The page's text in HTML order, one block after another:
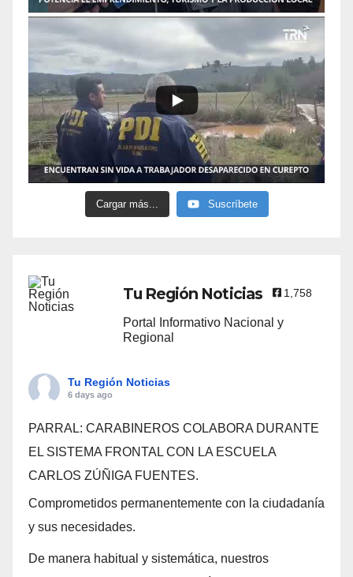
Cargar más... Suscríbete
Tu Región Noticias 1,758
Portal Informativo Nacional y
Regional
Tu Región Noticias
6 days ago
PARRAL: CARABINEROS COLABORA DURANTE
EL SISTEMA FRONTAL CON LA ESCUELA
CARLOS ZÚÑIGA FUENTES.
Comprometidos permanentemente con la ciudadanía
y sus necesidades.
De manera habitual y sistemática, nuestros